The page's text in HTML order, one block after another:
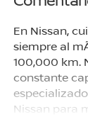
En Nissan,
siempre al
100,000 km.
constante
Nissan para